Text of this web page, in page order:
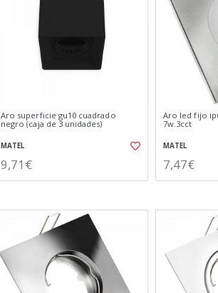
Aro superficie gu10 cuadrado
negro (caja de 3 unidades)
MATEL
9,71€
Aro led fijo
7w.3cct
MATEL
7,47€